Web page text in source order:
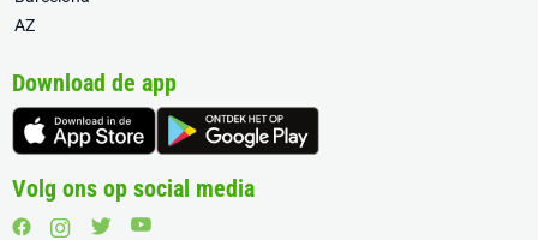
AZ
Download de app
Volg ons op social media